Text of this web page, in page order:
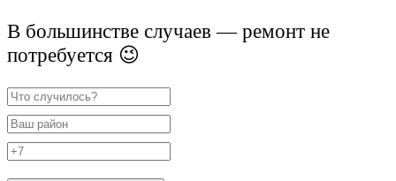
В большинстве случаев — ремонт не
потребуется 😉